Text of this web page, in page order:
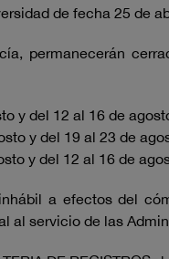
de fecha 25 de
permanecerán
y del 12 al 16 de
y del 19 al 23 de
y del 12 al 16 de
a efectos del
al servicio de las